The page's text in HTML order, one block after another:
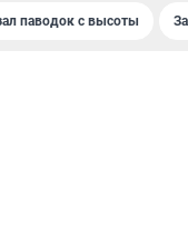
паводок с высоты